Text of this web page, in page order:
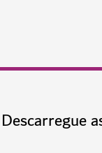
Descarregue